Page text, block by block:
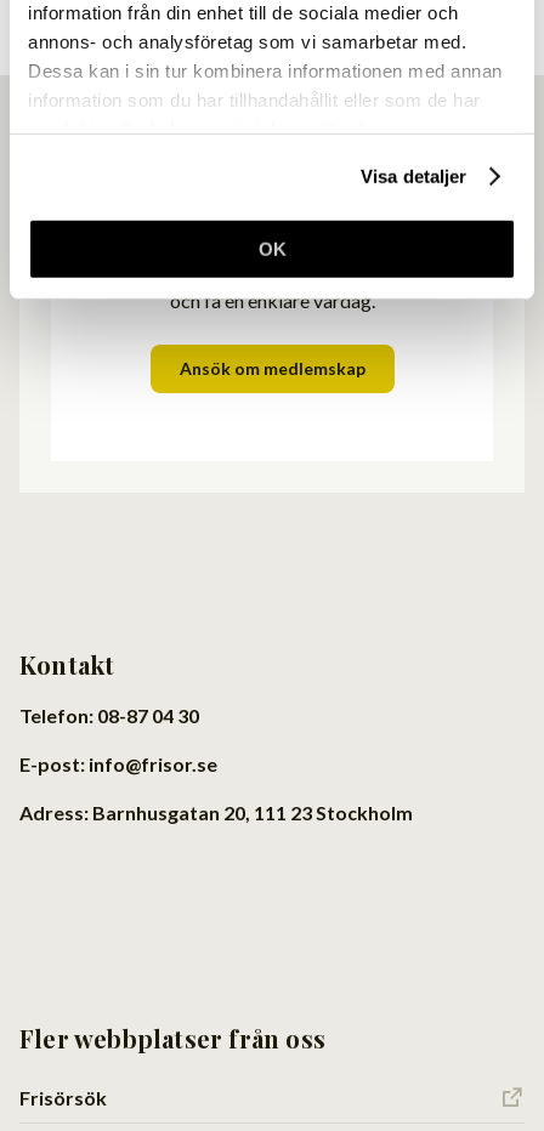
information från din enhet till de sociala medier och
annons- och analysföretag som vi samarbetar med.
Dessa kan i sin tur kombinera informationen med annan
information som du har tillhandahållit eller som de har
Visa detaljer
OK
Gör som över 4500 andra frisörföretagare
och få en enklare vardag.
Ansök om medlemskap
Kontakt
Telefon: 08-87 04 30
E-post: info@frisor.se
Adress: Barnhusgatan 20, 111 23 Stockholm
Fler webbplatser från oss
Frisörsök